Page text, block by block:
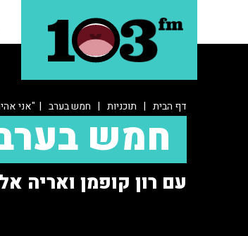
דף הבית | תוכניות | חמש בערב | "אני
חמש
עם רון קופמן ואריה